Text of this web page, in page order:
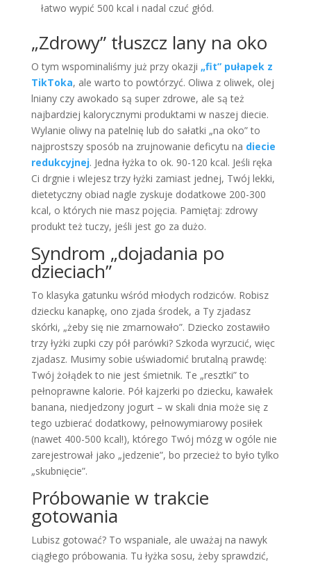
łatwo wypić 500 kcal i nadal czuć głód.
„Zdrowy” tłuszcz lany na oko
O tym wspominaliśmy już przy okazji „fit” pułapek z
TikToka, ale warto to powtórzyć. Oliwa z oliwek, olej
lniany czy awokado są super zdrowe, ale są też
najbardziej kalorycznymi produktami w naszej diecie.
Wylanie oliwy na patelnię lub do sałatki „na oko” to
najprostszy sposób na zrujnowanie deficytu na diecie
redukcyjnej. Jedna łyżka to ok. 90-120 kcal. Jeśli ręka
Ci drgnie i wlejesz trzy łyżki zamiast jednej, Twój lekki,
dietetyczny obiad nagle zyskuje dodatkowe 200-300
kcal, o których nie masz pojęcia. Pamiętaj: zdrowy
produkt też tuczy, jeśli jest go za dużo.
Syndrom „dojadania po
dzieciach”
To klasyka gatunku wśród młodych rodziców. Robisz
dziecku kanapkę, ono zjada środek, a Ty zjadasz
skórki, „żeby się nie zmarnowało”. Dziecko zostawiło
trzy łyżki zupki czy pół parówki? Szkoda wyrzucić, więc
zjadasz. Musimy sobie uświadomić brutalną prawdę:
Twój żołądek to nie jest śmietnik. Te „resztki” to
pełnoprawne kalorie. Pół kajzerki po dziecku, kawałek
banana, niedjedzony jogurt – w skali dnia może się z
tego uzbierać dodatkowy, pełnowymiarowy posiłek
(nawet 400-500 kcal!), którego Twój mózg w ogóle nie
zarejestrował jako „jedzenie”, bo przecież to było tylko
„skubnięcie”.
Próbowanie w trakcie
gotowania
Lubisz gotować? To wspaniale, ale uważaj na nawyk
ciągłego próbowania. Tu łyżka sosu, żeby sprawdzić,